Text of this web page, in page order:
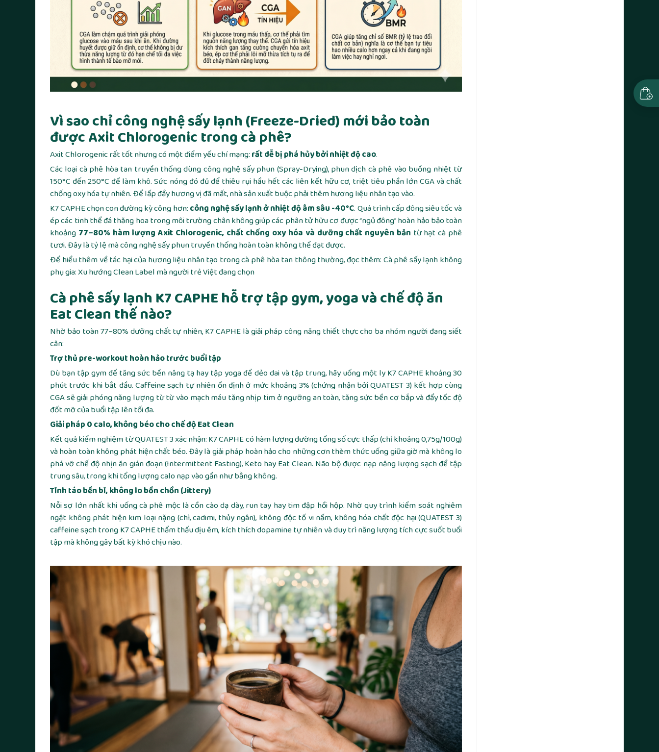
Vì sao chỉ công nghệ sấy lạnh (Freeze-Dried) mới bảo toàn
được Axit Chlorogenic trong cà phê?
Axit Chlorogenic rất tốt nhưng có một điểm yếu chí mạng:rất dễ bị phá hủy bởi nhiệt độ cao.
Các loại cà phê hòa tan truyền thống dùng công nghệ sấy phun (Spray-Drying), phun dịch cà phê vào buồng nhiệt từ
150°C đến 250°C để làm khô. Sức nóng đó đủ để thiêu rụi hầu hết các liên kết hữu cơ, triệt tiêu phần lớn CGA và chất
chống oxy hóa tự nhiên. Để lấp đầy hương vị đã mất, nhà sản xuất buộc phải thêm hương liệu nhân tạo vào.
K7 CAPHE chọn con đường kỳ công hơn:công nghệ sấy lạnh ở nhiệt độ âm sâu -40°C. Quá trình cấp đông siêu tốc và
ép các tinh thể đá thăng hoa trong môi trường chân không giúp các phân tử hữu cơ được “ngủ đông” hoàn hảo bảo toàn
khoảng 77–80% hàm lượng Axit Chlorogenic, chất chống oxy hóa và dưỡng chất nguyên bản từ hạt cà phê
tươi. Đây là tỷ lệ mà công nghệ sấy phun truyền thống hoàn toàn không thể đạt được.
Để hiểu thêm về tác hại của hương liệu nhân tạo trong cà phê hòa tan thông thường, đọc thêm:Cà phê sấy lạnh không
phụ gia: Xu hướng Clean Label mà người trẻ Việt đang chọn
Cà phê sấy lạnh K7 CAPHE hỗ trợ tập gym, yoga và chế độ ăn
Eat Clean thế nào?
Nhờ bảo toàn 77–80% dưỡng chất tự nhiên, K7 CAPHE là giải pháp công năng thiết thực cho ba nhóm người đang siết
cân:
Trợ thủ pre-workout hoàn hảo trước buổi tập
Dù bạn tập gym để tăng sức bền nâng tạ hay tập yoga để dẻo dai và tập trung, hãy uống một ly K7 CAPHE khoảng 30
phút trước khi bắt đầu. Caffeine sạch tự nhiên ổn định ở mức khoảng 3% (chứng nhận bởi QUATEST 3) kết hợp cùng
CGA sẽ giải phóng năng lượng từ từ vào mạch máu tăng nhịp tim ở ngưỡng an toàn, tăng sức bền cơ bắp và đẩy tốc độ
đốt mỡ của buổi tập lên tối đa.
Giải pháp 0 calo, không béo cho chế độ Eat Clean
Kết quả kiểm nghiệm từ QUATEST 3 xác nhận: K7 CAPHE có hàm lượng đường tổng số cực thấp (chỉ khoảng 0,75g/100g)
và hoàn toàn không phát hiện chất béo. Đây là giải pháp hoàn hảo cho những cơn thèm thức uống giữa giờ mà không lo
phá vỡ chế độ nhịn ăn gián đoạn (Intermittent Fasting), Keto hay Eat Clean. Não bộ được nạp năng lượng sạch để tập
trung sâu, trong khi tổng lượng calo nạp vào gần như bằng không.
Tỉnh táo bền bỉ, không lo bồn chồn (Jittery)
Nỗi sợ lớn nhất khi uống cà phê mộc là cồn cào dạ dày, run tay hay tim đập hồi hộp. Nhờ quy trình kiểm soát nghiêm
ngặt không phát hiện kim loại nặng (chì, cadimi, thủy ngân), không độc tố vi nấm, không hóa chất độc hại (QUATEST 3)
caffeine sạch trong K7 CAPHE thẩm thấu dịu êm, kích thích dopamine tự nhiên và duy trì năng lượng tích cực suốt buổi
tập mà không gây bất kỳ khó chịu nào.